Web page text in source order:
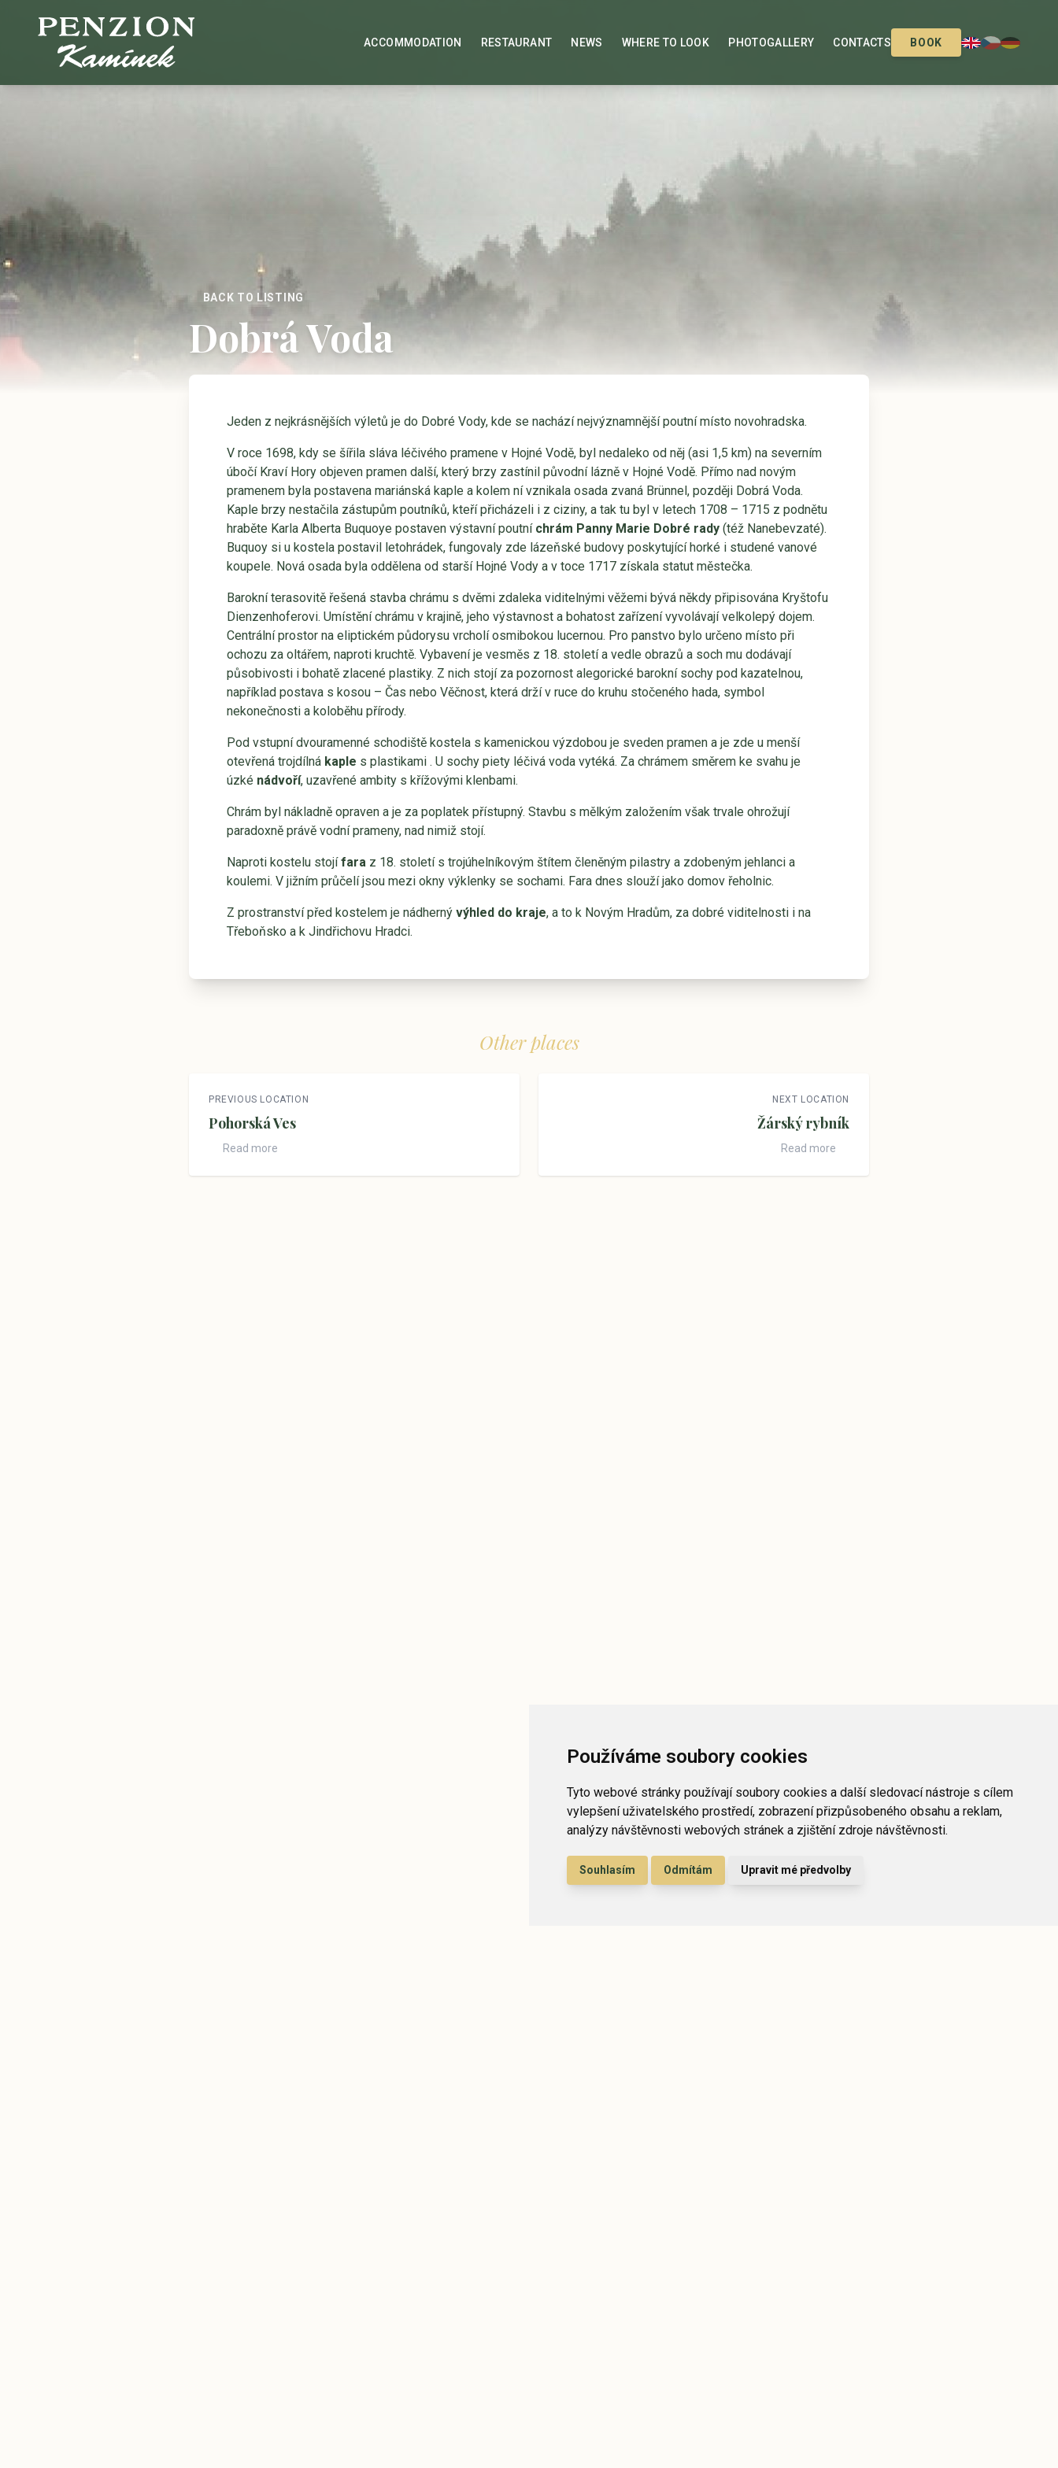
Používáme soubory cookies
Tyto webové stránky používají soubory cookies a další sledovací nástroje s cílem
vylepšení uživatelského prostředí, zobrazení přizpůsobeného obsahu a reklam,
analýzy návštěvnosti webových stránek a zjištění zdroje návštěvnosti.
Souhlasím Odmítám Upravit mé předvolby
ACCOMMODATION RESTAURANT NEWS WHERE TO LOOK PHOTOGALLERY CONTACTS BOOK
BACK TO LISTING
Dobrá Voda
Jeden z nejkrásnějších výletů je do Dobré Vody, kde se nachází nejvýznamnější poutní místo novohradska.
V roce 1698, kdy se šířila sláva léčivého pramene v Hojné Vodě, byl nedaleko od něj (asi 1,5 km) na severním
úbočí Kraví Hory objeven pramen další, který brzy zastínil původní lázně v Hojné Vodě. Přímo nad novým
pramenem byla postavena mariánská kaple a kolem ní vznikala osada zvaná Brünnel, později Dobrá Voda.
Kaple brzy nestačila zástupům poutníků, kteří přicházeli i z ciziny, a tak tu byl v letech 1708 – 1715 z podnětu
hraběte Karla Alberta Buquoye postaven výstavní poutní chrám Panny Marie Dobré rady (též Nanebevzaté).
Buquoy si u kostela postavil letohrádek, fungovaly zde lázeňské budovy poskytující horké i studené vanové
koupele. Nová osada byla oddělena od starší Hojné Vody a v toce 1717 získala statut městečka.
Barokní terasovitě řešená stavba chrámu s dvěmi zdaleka viditelnými věžemi bývá někdy připisována Kryštofu
Dienzenhoferovi. Umístění chrámu v krajině, jeho výstavnost a bohatost zařízení vyvolávají velkolepý dojem.
Centrální prostor na eliptickém půdorysu vrcholí osmibokou lucernou. Pro panstvo bylo určeno místo při
ochozu za oltářem, naproti kruchtě. Vybavení je vesměs z 18. století a vedle obrazů a soch mu dodávají
působivosti i bohatě zlacené plastiky. Z nich stojí za pozornost alegorické barokní sochy pod kazatelnou,
například postava s kosou – Čas nebo Věčnost, která drží v ruce do kruhu stočeného hada, symbol
nekonečnosti a koloběhu přírody.
Pod vstupní dvouramenné schodiště kostela s kamenickou výzdobou je sveden pramen a je zde u menší
otevřená trojdílná kaple s plastikami . U sochy piety léčivá voda vytéká. Za chrámem směrem ke svahu je
úzké nádvoří, uzavřené ambity s křížovými klenbami.
Chrám byl nákladně opraven a je za poplatek přístupný. Stavbu s mělkým založením však trvale ohrožují
paradoxně právě vodní prameny, nad nimiž stojí.
Naproti kostelu stojífara z 18. století s trojúhelníkovým štítem členěným pilastry a zdobeným jehlanci a
koulemi. V jižním průčelí jsou mezi okny výklenky se sochami. Fara dnes slouží jako domov řeholnic.
Z prostranství před kostelem je nádherný výhled do kraje, a to k Novým Hradům, za dobré viditelnosti i na
Třeboňsko a k Jindřichovu Hradci.
Other places
PREVIOUS LOCATION
Pohorská Ves
Read more
NEXT LOCATION
Žárský rybník
Read more